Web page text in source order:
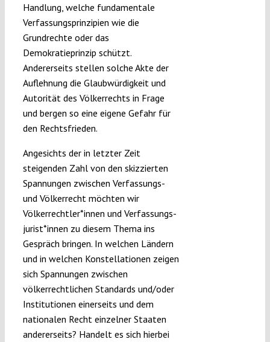
Handlung, welche fundamentale
Verfassungsprinzipien wie die
Grundrechte oder das
Demokratieprinzip schützt.
Andererseits stellen solche Akte der
Auflehnung die Glaubwürdigkeit und
Autorität des Völkerrechts in Frage
und bergen so eine eigene Gefahr für
den Rechtsfrieden.
Angesichts der in letzter Zeit
steigenden Zahl von den skizzierten
Spannungen zwischen Verfassungs-
und Völkerrecht möchten wir
Völkerrechtler*innen und Verfassungs-
jurist*innen zu diesem Thema ins
Gespräch bringen. In welchen Ländern
und in welchen Konstellationen zeigen
sich Spannungen zwischen
völkerrechtlichen Standards und/oder
Institutionen einerseits und dem
nationalen Recht einzelner Staaten
andererseits? Handelt es sich hierbei